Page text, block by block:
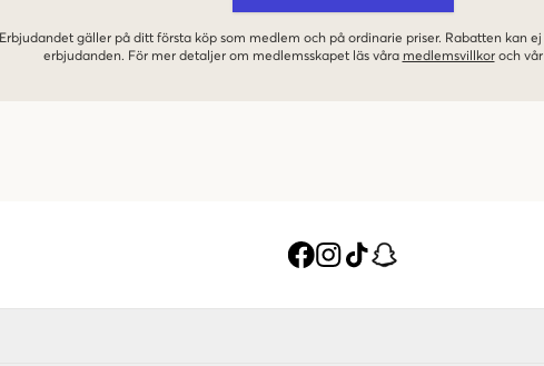
Erbjudandet gäller på ditt första köp som medlem och på ordinarie priser. Rabatten kan
erbjudanden. För mer detaljer om medlemsskapet läs våra medlemsvillkor och vår